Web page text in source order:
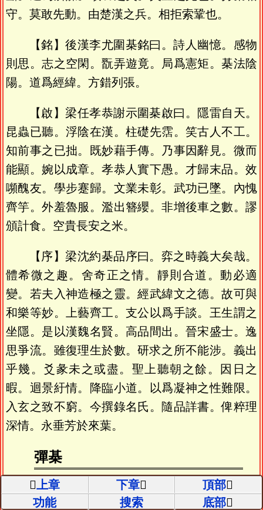
守。莫敢先動。由楚漢之兵。相拒索鞏也。
【銘】後漢李尤圍棊銘曰。詩人幽憶。感物
則思。志之空閑。翫弄遊竟。局爲憲矩。棊法陰
陽。道爲經緯。方錯列張。
【啟】梁任孝恭謝示圍棊啟曰。隱雷自天。
昆蟲已聽。浮陰在漢。柱礎先霑。笑古人不工。
知前事之已拙。既妙藉手傳。乃事因辭見。微而
能顯。婉以成章。孝恭人實下愚。才歸末品。效
嚬醜友。學步蹇歸。文業未彰。武功已墜。內愧
齊竽。外羞魯服。濫出簪纓。非增後車之數。謬
頒計食。空貴長安之米。
【序】梁沈約棊品序曰。弈之時義大矣哉。
體希微之趣。舍奇正之情。靜則合道。動必適
變。若夫入神造極之靈。經武緯文之德。故可與
和樂等妙。上藝齊工。支公以爲手談。王生謂之
坐隱。是以漢魏名賢。高品間出。晉宋盛士。逸
思爭流。雖復理生於數。研求之所不能涉。義出
乎幾。爻彖未之或盡。聖上聽朝之餘。因日之
暇。迴景紆情。降臨小道。以爲凝神之性難限。
入玄之致不窮。今撰錄名氏。隨品詳書。俾粹理
深情。永垂芳於來葉。
彈棊
魏文帝典論曰。余於他戲弈之事。少所嘉。
上章 下章
頂部
功能
搜索 底部